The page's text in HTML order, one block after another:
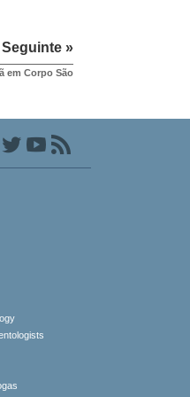
Seguinte »
em Corpo São